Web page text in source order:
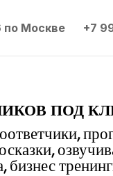
по Москве +7
под
бизнес